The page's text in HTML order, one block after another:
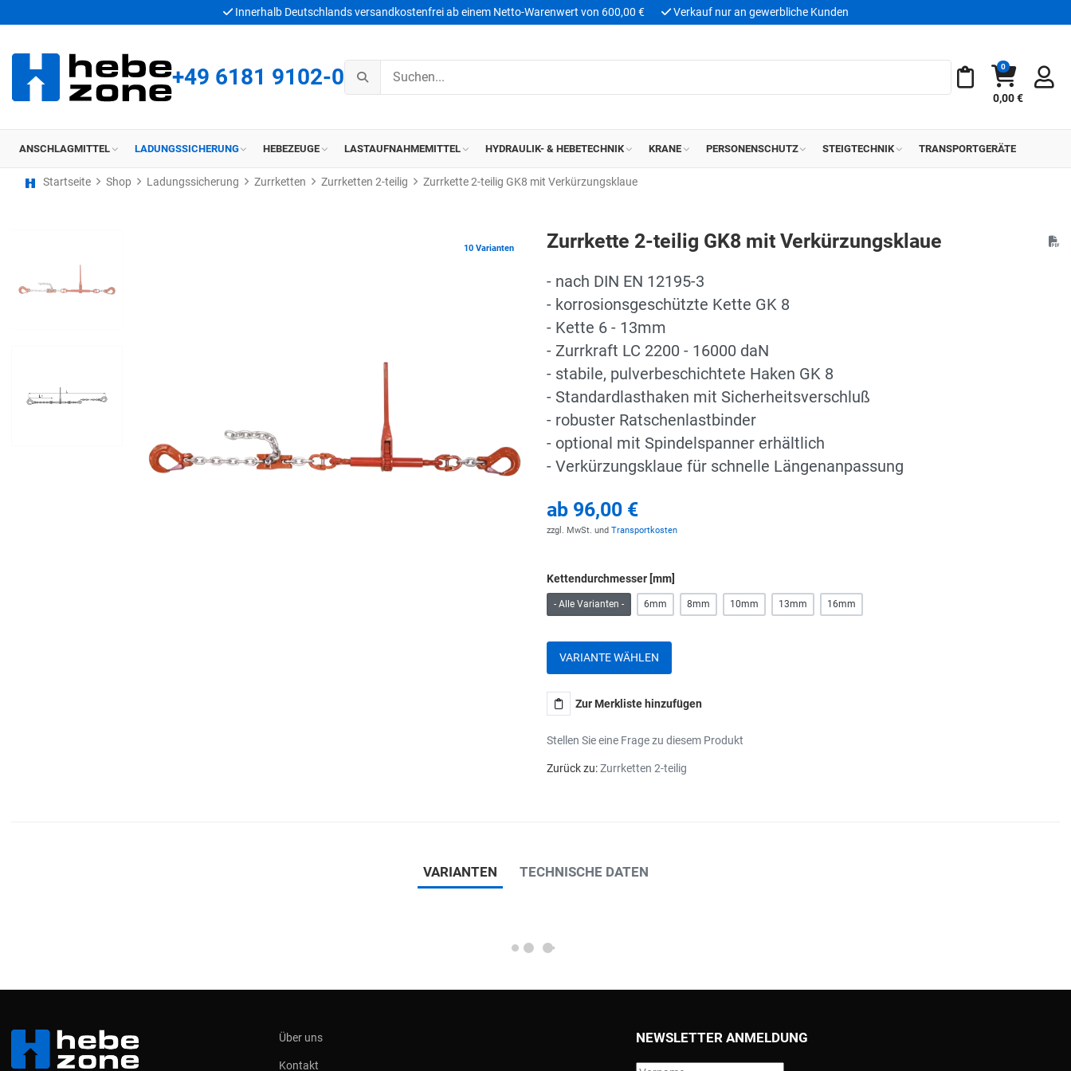
Innerhalb Deutschlands versandkostenfrei ab einem Netto-Warenwert von 600,00 € Verkauf nur an gewerbliche Kunden
+49 6181 9102-0 Meine Merkliste
Warenkorb
0
0,00 €
ANSCHLAGMITTEL LADUNGSSICHERUNG HEBEZEUGE LASTAUFNAHMEMITTEL HYDRAULIK- & HEBETECHNIK KRANE PERSONENSCHUTZ STEIGTECHNIK TRANSPORTGERÄTE
Startseite Shop Ladungssicherung Zurrketten Zurrketten 2-teilig Zurrkette 2-teilig GK8 mit Verkürzungsklaue
10 Varianten Zurrkette 2-teilig GK8 mit Verkürzungsklaue
- nach DIN EN 12195-3
- korrosionsgeschützte Kette GK 8
- Kette 6 - 13mm
- Zurrkraft LC 2200 - 16000 daN
- stabile, pulverbeschichtete Haken GK 8
- Standardlasthaken mit Sicherheitsverschluß
- robuster Ratschenlastbinder
- optional mit Spindelspanner erhältlich
- Verkürzungsklaue für schnelle Längenanpassung
ab 96,00 €
zzgl. MwSt. und Transportkosten
Kettendurchmesser [mm]
- Alle Varianten - 6mm 8mm 10mm 13mm 16mm
VARIANTE WÄHLEN
Zur Merkliste hinzufügen
Stellen Sie eine Frage zu diesem Produkt
Zurück zu:Zurrketten 2-teilig
VARIANTEN TECHNISCHE DATEN
Über uns
Kontakt
NEWSLETTER ANMELDUNG